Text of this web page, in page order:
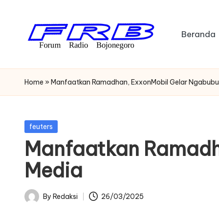
F
o
u
m
R
a
Radio
Bojonegoro
Beranda
Home » Manfaatkan Ramadhan, ExxonMobil Gelar
Posted
feuters
Manfaatkan
Media
Posted
By Redaksi 26/03/2025